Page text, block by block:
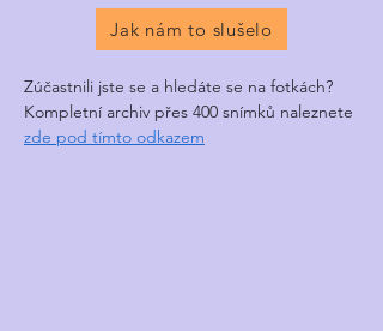
Jak nám to slušelo
Zúčastnili jste se a hledáte se na fotkách?
Kompletní archiv přes 400 snímků naleznete
zde pod tímto odkazem